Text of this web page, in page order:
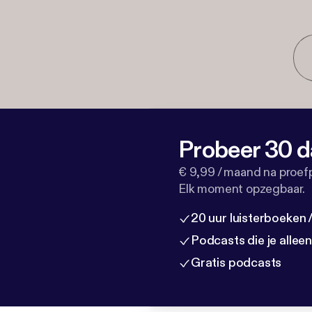
Probeer 30
€ 9,99 / maand na
Elk moment opzegbaar.
20 uur luisterboeken
Podcasts die je
Gratis podcasts